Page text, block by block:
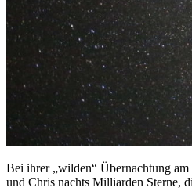
Bei ihrer „wilden“ Übernachtung
und Chris nachts Milliarden Sterne,